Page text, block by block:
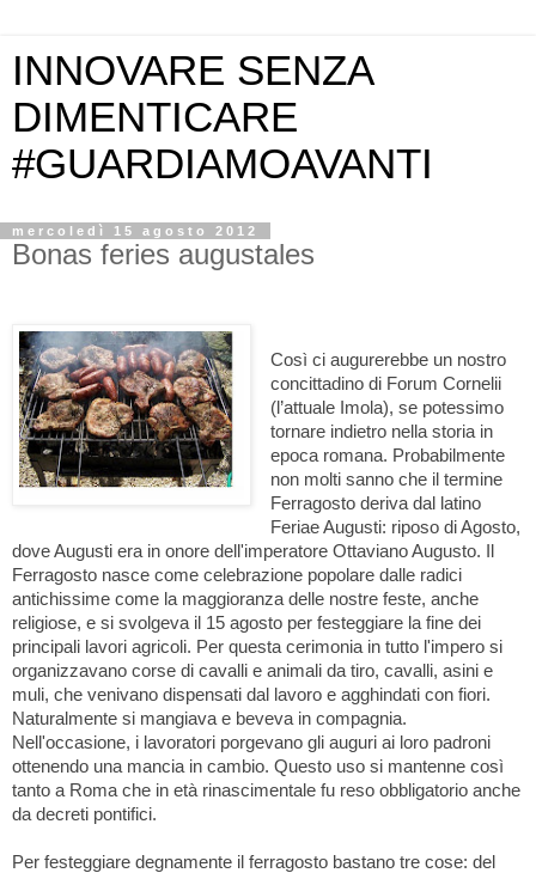
INNOVARE SENZA
DIMENTICARE
#GUARDIAMOAVANTI
mercoledì 15 agosto 2012
Bonas feries augustales
Così ci augurerebbe un nostro
concittadino di Forum Cornelii
(l’attuale Imola), se potessimo
tornare indietro nella storia in
epoca romana. Probabilmente
non molti sanno che il termine
Ferragosto deriva dal latino
Feriae Augusti: riposo di Agosto,
dove Augusti era in onore dell'imperatore Ottaviano Augusto. Il
Ferragosto nasce come celebrazione popolare dalle radici
antichissime come la maggioranza delle nostre feste, anche
religiose, e si svolgeva il 15 agosto per festeggiare la fine dei
principali lavori agricoli. Per questa cerimonia in tutto l'impero si
organizzavano corse di cavalli e animali da tiro, cavalli, asini e
muli, che venivano dispensati dal lavoro e agghindati con fiori.
Naturalmente si mangiava e beveva in compagnia.
Nell'occasione, i lavoratori porgevano gli auguri ai loro padroni
ottenendo una mancia in cambio. Questo uso si mantenne così
tanto a Roma che in età rinascimentale fu reso obbligatorio anche
da decreti pontifici.
Per festeggiare degnamente il ferragosto bastano tre cose: del